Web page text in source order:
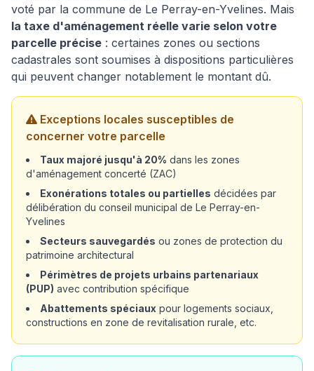
voté par la commune de Le Perray-en-Yvelines. Mais
la taxe d'aménagement réelle varie selon votre
parcelle précise : certaines zones ou sections
cadastrales sont soumises à dispositions particulières
qui peuvent changer notablement le montant dû.
Exceptions locales susceptibles de
concerner votre parcelle
Taux majoré jusqu'à 20% dans les zones
d'aménagement concerté (ZAC)
Exonérations totales ou partielles décidées par
délibération du conseil municipal de Le Perray-en-
Yvelines
Secteurs sauvegardés ou zones de protection du
patrimoine architectural
Périmètres de projets urbains partenariaux
(PUP) avec contribution spécifique
Abattements spéciaux pour logements sociaux,
constructions en zone de revitalisation rurale, etc.